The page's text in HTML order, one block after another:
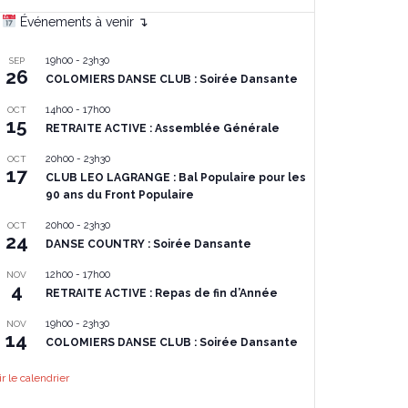
Événements à venir ↴
SEP
26
19h00 - 23h30
COLOMIERS DANSE CLUB : Soirée Dansante
OCT
15
14h00 - 17h00
RETRAITE ACTIVE : Assemblée Générale
OCT
17
20h00 - 23h30
CLUB LEO LAGRANGE : Bal Populaire pour les
90 ans du Front Populaire
OCT
24
20h00 - 23h30
DANSE COUNTRY : Soirée Dansante
NOV
4
12h00 - 17h00
RETRAITE ACTIVE : Repas de fin d’Année
NOV
14
19h00 - 23h30
COLOMIERS DANSE CLUB : Soirée Dansante
le calendrier